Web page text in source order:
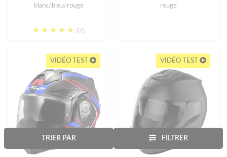
TRIER PAR FILTRER
blanc/bleu/rouge
(2)
rouge
VIDÉO TEST VIDÉO TEST